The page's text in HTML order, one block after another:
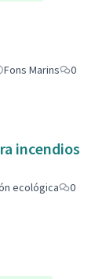
Fons Marins
0
incendios
ecológica
0